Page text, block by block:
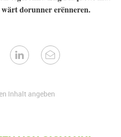
dorunner erënneren.
Inhalt angeben